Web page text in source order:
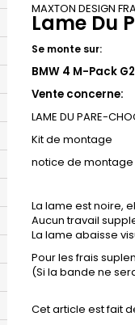
MAXTON DESIGN
Lame Du
Se monte sur:
BMW 4 M-Pack
Vente concerne:
LAME DU PARE-
Kit de montage
notice de montage
La lame est noire,
Aucun travail
La lame abaisse
Pour les frais
(Si la bande ne
Cet article est fait